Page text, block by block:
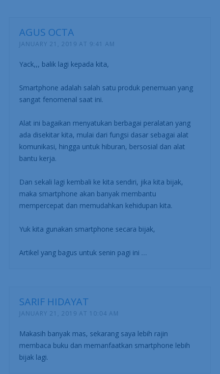
AGUS OCTA
JANUARY 21, 2019 AT 9:41 AM
Yack,,, balik lagi kepada kita,
Smartphone adalah salah satu produk penemuan yang
sangat fenomenal saat ini.
Alat ini bagaikan menyatukan berbagai peralatan yang
ada disekitar kita, mulai dari fungsi dasar sebagai alat
komunikasi, hingga untuk hiburan, bersosial dan alat
bantu kerja.
Dan sekali lagi kembali ke kita sendiri, jika kita bijak,
maka smartphone akan banyak membantu
mempercepat dan memudahkan kehidupan kita.
Yuk kita gunakan smartphone secara bijak,
Artikel yang bagus untuk senin pagi ini …
SARIF HIDAYAT
JANUARY 21, 2019 AT 10:04 AM
Makasih banyak mas, sekarang saya lebih rajin
membaca buku dan memanfaatkan smartphone lebih
bijak lagi.